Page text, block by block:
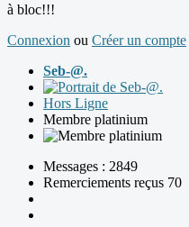
à bloc!!!
Connexion ou Créer un compte
Seb-@.
Hors Ligne
Membre platinium
Messages : 2849
Remerciements reçus 70